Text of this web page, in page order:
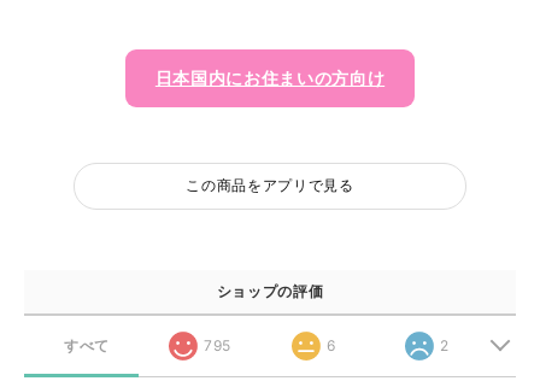
日本国内にお住まいの方向け
この商品をアプリで見る
ショップの評価
すべて 795 6 2